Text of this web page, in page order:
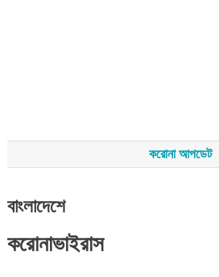
করোনা আপডেট
বাংলাদেশে
করোনাভাইরাস